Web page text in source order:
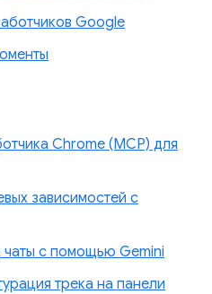
Google
Chrome (MCP) для
зависимостей с
чаты с помощью Gemini
трека на панели